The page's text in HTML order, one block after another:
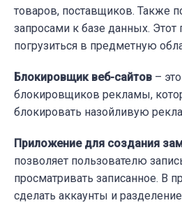
товаров, поставщиков. Также
запросами к базе данных. Этот
погрузиться в предметную
Блокировщик веб-сайтов –
блокировщиков рекламы,
блокировать назойливую
Приложение для создания
позволяет пользователю
просматривать записанное. В
сделать аккаунты и